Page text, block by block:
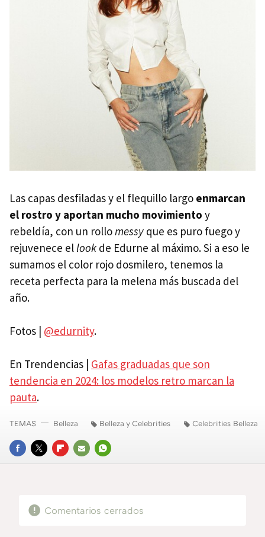
Las capas desfiladas y el flequillo largo enmarcan
el rostro y aportan mucho movimiento y
rebeldía, con un rollomessy que es puro fuego y
rejuvenece ellook de Edurne al máximo. Si a eso le
sumamos el color rojo dosmilero, tenemos la
receta perfecta para la melena más buscada del
año.
Fotos | @edurnity.
En Trendencias | Gafas graduadas que son
tendencia en 2024: los modelos retro marcan la
pauta.
FACEBOOK
TWITTERFLIPBOARD
E-
WHATSAPP
TEMAS Belleza Belleza y Celebrities Celebrities Belleza
Comentarios cerrados